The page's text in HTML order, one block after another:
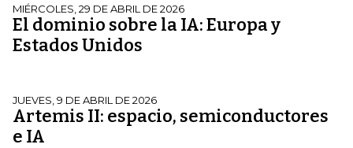
MIÉRCOLES, 29 DE ABRIL DE 2026
El dominio sobre la IA: Europa y
Estados Unidos
JUEVES, 9 DE ABRIL DE 2026
Artemis II: espacio, semiconductores
e IA